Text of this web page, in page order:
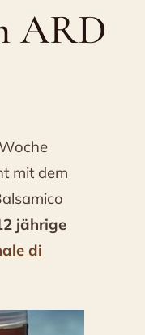
ARD
mit dem
jährige
di